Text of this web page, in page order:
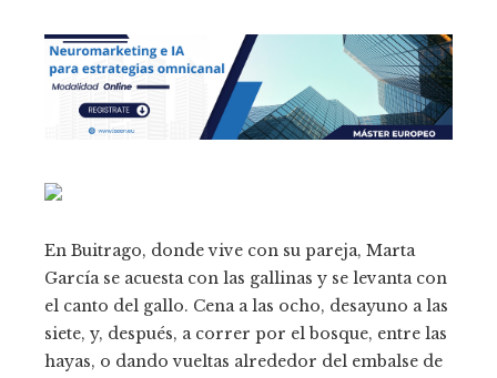
En Buitrago, donde vive con su pareja, Marta
García se acuesta con las gallinas y se levanta con
el canto del gallo. Cena a las ocho, desayuno a las
siete, y, después, a correr por el bosque, entre las
hayas, o dando vueltas alrededor del embalse de